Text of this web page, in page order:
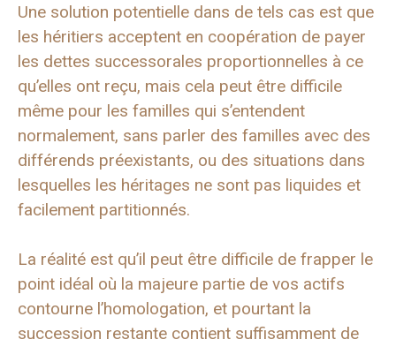
Une solution potentielle dans de tels cas est que
les héritiers acceptent en coopération de payer
les dettes successorales proportionnelles à ce
qu’elles ont reçu, mais cela peut être difficile
même pour les familles qui s’entendent
normalement, sans parler des familles avec des
différends préexistants, ou des situations dans
lesquelles les héritages ne sont pas liquides et
facilement partitionnés.
La réalité est qu’il peut être difficile de frapper le
point idéal où la majeure partie de vos actifs
contourne l’homologation, et pourtant la
succession restante contient suffisamment de